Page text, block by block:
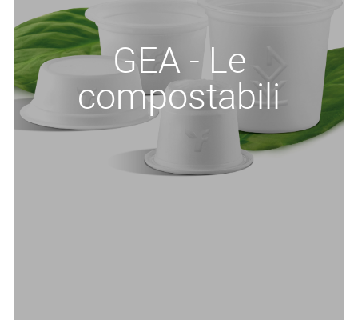
GEA - Le
compostabili